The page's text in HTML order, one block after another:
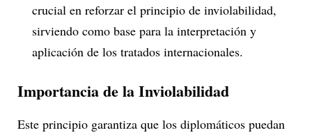
crucial en reforzar el principio de inviolabilidad,
sirviendo como base para la interpretación y
aplicación de los tratados internacionales.
Importancia de la Inviolabilidad
Este principio garantiza que los diplomáticos puedan